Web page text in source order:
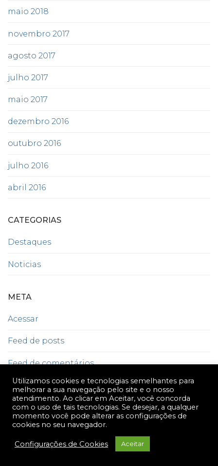
maio 2018
novembro 2017
agosto 2017
julho 2017
maio 2017
dezembro 2016
outubro 2016
julho 2016
abril 2016
CATEGORIAS
Destaques
Noticias
META
Acessar
Feed de posts
Feed de comentários
WordPress.org
Créditos © 2026 Fadigômetro.
Utilizamos cookies e tecnologias semelhantes para
melhorar a sua navegação pelo site e o nosso
atendimento. Ao clicar em Aceitar, você concorda
com o uso de tais tecnologias. Se desejar, a qualquer
momento você pode alterar as configurações de
cookies no seu navegador.
Configurações de Cookies Aceitar